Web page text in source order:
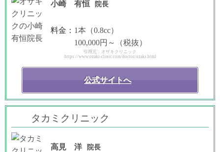
小崎 有恒 院長
料金： 1本（0.8cc）
100,000円～（税抜）
引用元：オザキクリニック
https://www.ozaki-clinic.com/doctor/ozaki.html
公式サイトへ
タカミクリニック
高見 洋 院長